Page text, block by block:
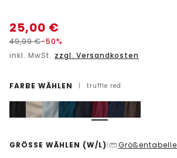
25,00 €
49,99€-50%
inkl. MwSt. zzgl. Versandkosten
FARBE WÄHLEN | truffle red
GRÖSSE WÄHLEN (W/L) | Größentabelle